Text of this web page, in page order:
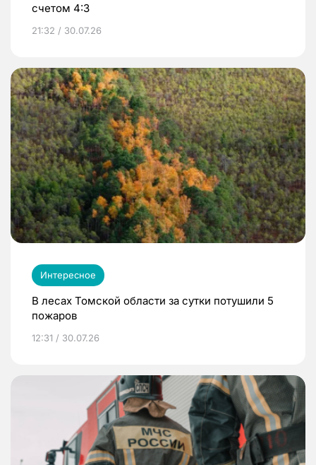
счетом 4:3
21:32 / 30.07.26
Интересное
В лесах Томской области за сутки потушили 5
пожаров
12:31 / 30.07.26